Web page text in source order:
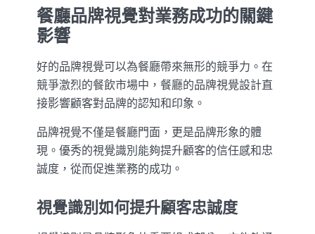
餐廳品牌視覺對業務成功的關鍵
影響
好的品牌視覺可以為餐廳帶來無形的競爭力。在
競爭激烈的餐飲市場中，餐廳的品牌視覺設計直
接影響顧客對品牌的認知和印象。
品牌視覺不僅是餐廳門面，更是品牌形象的體
現。優秀的視覺識別能夠提升顧客的信任感和忠
誠度，從而促進業務的成功。
視覺識別如何提升顧客忠誠度